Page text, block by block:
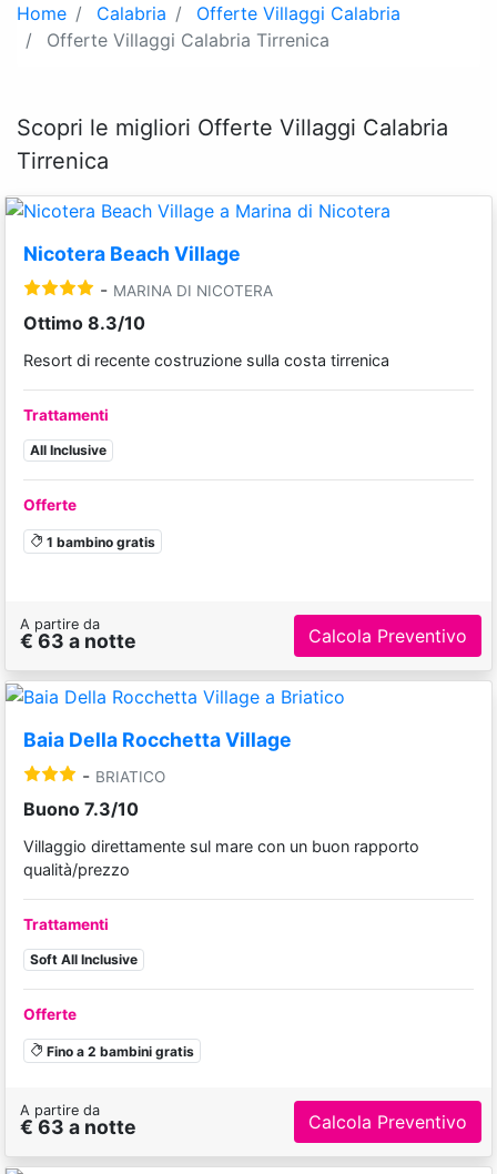
Home Calabria
Offerte Villaggi Calabria
Offerte Villaggi Calabria Tirrenica
Scopri le migliori Offerte Villaggi Calabria
Tirrenica
Nicotera Beach Village
- MARINA DI NICOTERA
Ottimo 8.3/10
Resort di recente costruzione sulla costa tirrenica
Trattamenti
All Inclusive
Offerte
1 bambino gratis
A partire da
€ 63 a notte Calcola Preventivo
Baia Della Rocchetta Village
- BRIATICO
Buono 7.3/10
Villaggio direttamente sul mare con un buon rapporto
qualità/prezzo
Trattamenti
Soft All Inclusive
Offerte
Fino a 2 bambini gratis
A partire da
€ 63 a notte Calcola Preventivo